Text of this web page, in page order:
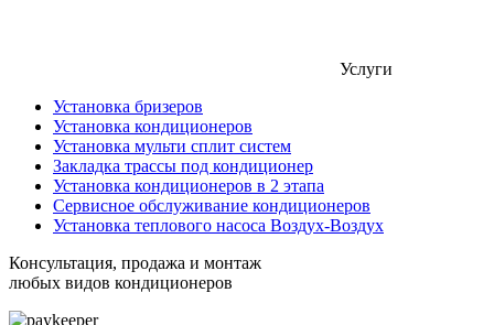
Услуги
Установка бризеров
Установка кондиционеров
Установка мульти сплит систем
Закладка трассы под кондиционер
Установка кондиционеров в 2 этапа
Сервисное обслуживание кондиционеров
Установка теплового насоса Воздух-Воздух
Консультация, продажа и монтаж
любых видов кондиционеров